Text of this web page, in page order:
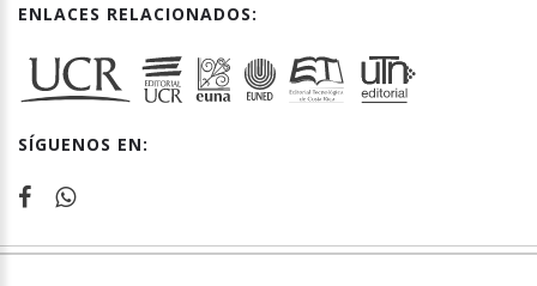
ENLACES RELACIONADOS:
SÍGUENOS EN: